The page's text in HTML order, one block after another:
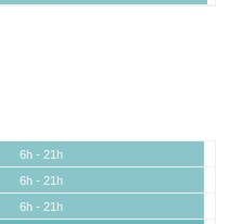
6h - 21h
6h - 21h
6h - 21h